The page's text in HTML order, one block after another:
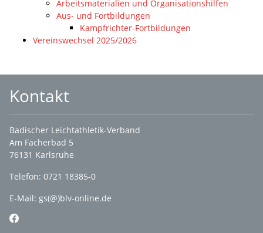
Arbeitsmaterialien und Organisationshilfen
Aus- und Fortbildungen
Kampfrichter-Fortbildungen
Vereinswechsel 2025/2026
Kontakt
Badischer Leichtathletik-Verband
Am Fächerbad 5
76131 Karlsruhe
Telefon: 0721 18385-0
E-Mail: gs(@)blv-online.de